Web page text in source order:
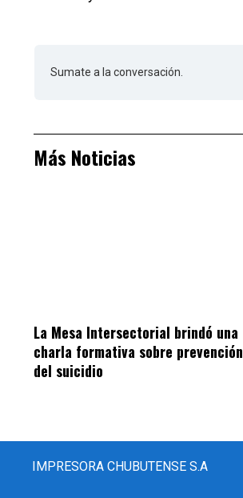
Sumate a la conversación.
Más Noticias
La Mesa Intersectorial brindó una
charla formativa sobre prevención
del suicidio
IMPRESORA CHUBUTENSE S.A